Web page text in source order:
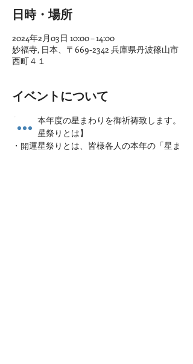
日時・場所
2024年2月03日 10:00 – 14:00
妙福寺, 日本、〒669-2342 兵庫県丹波篠山市
西町４１
イベントについて
各人、本年度の星まわりを御祈祷致します。
【開運星祭りとは】
・開運星祭りとは、皆様各人の本年の「星ま